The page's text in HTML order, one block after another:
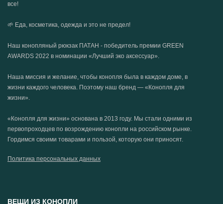
все!
🌱 Еда, косметика, одежда и это не предел!
Наш конопляный рюкзак ПАТАН - победитель премии GREEN
AWARDS 2022 в номинации «Лучший эко аксессуар».
Наша миссия и желание, чтобы конопля была в каждом доме, в
жизни каждого человека. Поэтому наш бренд — «Конопля для
жизни».
«Конопля для жизни» основана в 2013 году. Мы стали одними из
первопроходцев по возрождению конопли на российском рынке.
Гордимся своими товарами и пользой, которую они приносят.
Политика персональных данных
ВЕЩИ ИЗ КОНОПЛИ